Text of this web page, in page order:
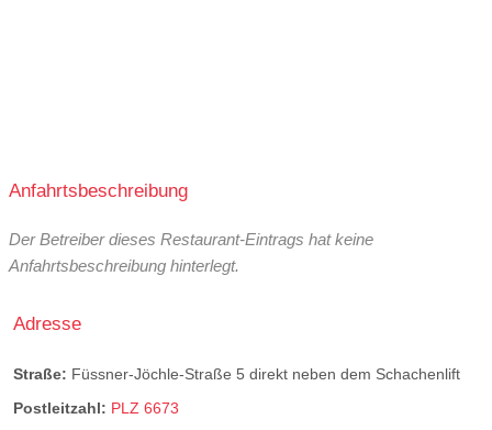
Anfahrtsbeschreibung
Der Betreiber dieses Restaurant-Eintrags hat keine
Anfahrtsbeschreibung hinterlegt.
Adresse
Straße: Füssner-Jöchle-Straße 5 direkt neben dem Schachenlift
Postleitzahl: PLZ 6673